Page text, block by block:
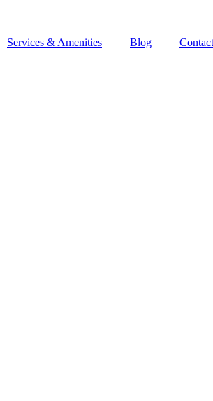
Services & Amenities Blog Contact